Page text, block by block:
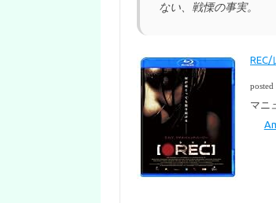
ない、戦慄の事実。
REC/
posted
マニ